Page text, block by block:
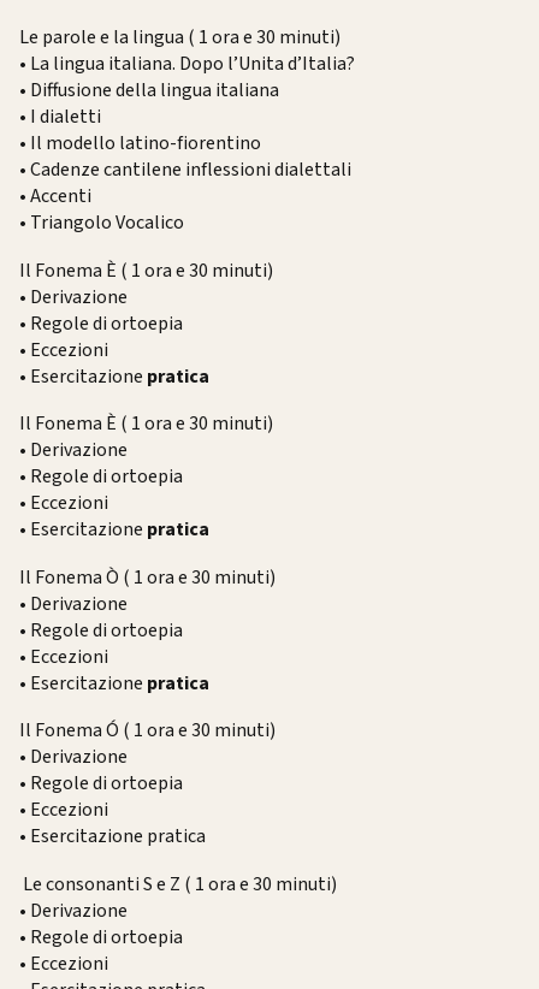
Le parole e la lingua ( 1 ora e 30 minuti)
• La lingua italiana. Dopo l’Unita d’Italia?
• Diffusione della lingua italiana
• I dialetti
• Il modello latino-fiorentino
• Cadenze cantilene inflessioni dialettali
• Accenti
• Triangolo Vocalico
Il Fonema È ( 1 ora e 30 minuti)
• Derivazione
• Regole di ortoepia
• Eccezioni
• Esercitazione pratica
Il Fonema È ( 1 ora e 30 minuti)
• Derivazione
• Regole di ortoepia
• Eccezioni
• Esercitazione pratica
Il Fonema Ò ( 1 ora e 30 minuti)
• Derivazione
• Regole di ortoepia
• Eccezioni
• Esercitazione pratica
Il Fonema Ó ( 1 ora e 30 minuti)
• Derivazione
• Regole di ortoepia
• Eccezioni
• Esercitazione pratica
Le consonanti S e Z ( 1 ora e 30 minuti)
• Derivazione
• Regole di ortoepia
• Eccezioni